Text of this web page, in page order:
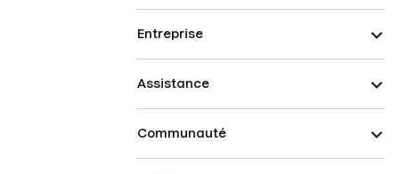
Entreprise
Assistance
Communauté